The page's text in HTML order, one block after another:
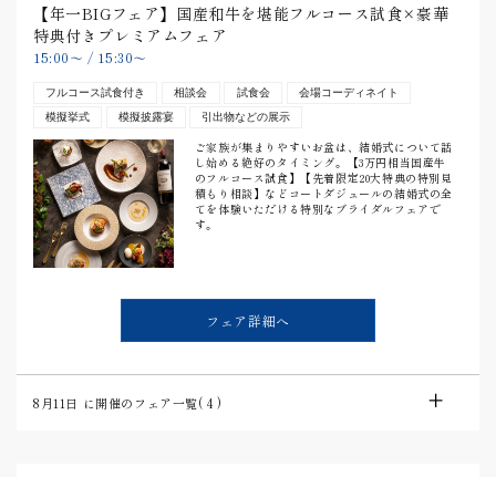
【年一BIGフェア】国産和牛を堪能フルコース試食×豪華
特典付きプレミアムフェア
15:00〜/ 15:30〜
フルコース試食付き 相談会 試食会
会場コーディネイト
模擬挙式
模擬披露宴 引出物などの展示
ご家族が集まりやすいお盆は、結婚式について話
し始める絶好のタイミング。【3万円相当国産牛
のフルコース試食】【先着限定20大特典の特別見
積もり相談】などコートダジュールの結婚式の全
てを体験いただける特別なブライダルフェアで
す。
フェア詳細へ
8月11日 に開催のフェア一覧(4)